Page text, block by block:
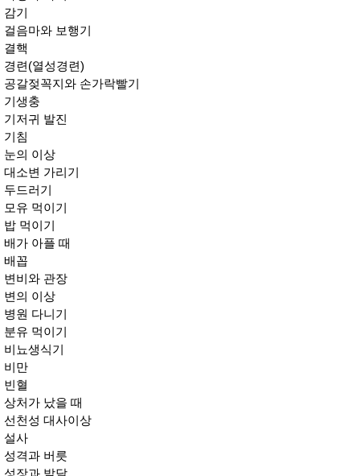
생활/욕
실/청소
용품
WALL
DECO
Pet
Supplies
문
화
공연/행
사
감기
걸음마와 보행기
결핵
경련(열성경련)
공갈젖꼭지와 손가락빨기
기생충
기저귀 발진
기침
눈의 이상
대소변 가리기
두드러기
모유 먹이기
밥 먹이기
배가 아플 때
배꼽
변비와 관장
변의 이상
병원 다니기
분유 먹이기
비뇨생식기
비만
빈혈
상처가 났을 때
선천성 대사이상
설사
성격과 버릇
성장과 발달